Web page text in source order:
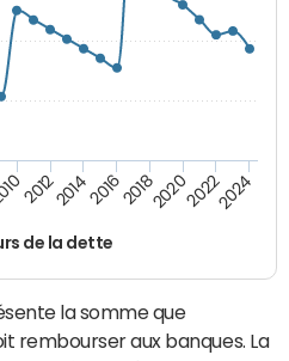
de la dette
2012201420162018202020222024
la somme que
rembourser aux banques. La